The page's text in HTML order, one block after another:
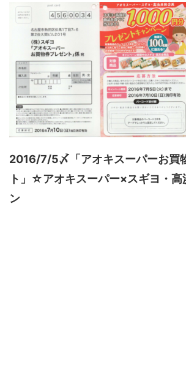
2016/7/5〆「アオキスーパーお買
ト」☆アオキスーパー×スギヨ・
ン